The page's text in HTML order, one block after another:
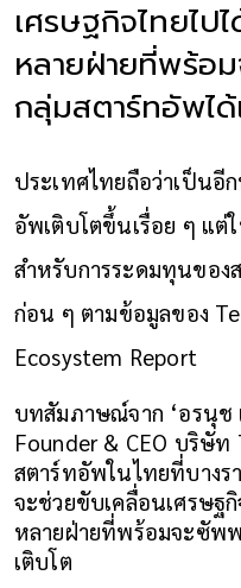
เศรษฐกิจไทยไ
หลายฝ่ายที่พร้อ
กลุ่มสตาร์ทอัพได้
ประเทศไทยถือว่าเป็นอี
อัพเติบโตขึ้นเรื่อย ๆ แต่
สำหรับการระดมทุนขอ
ก่อน ๆ ตามข้อมูลของ
Ecosystem Report
บทสัมภาษณ์จาก ‘อรนุช
Founder & CEO บริษัท
สตาร์ทอัพในไทยที่บางร
จะช่วยขับเคลื่อนเศรษฐ
หลายฝ่ายที่พร้อมจะซัพ
เติบโต